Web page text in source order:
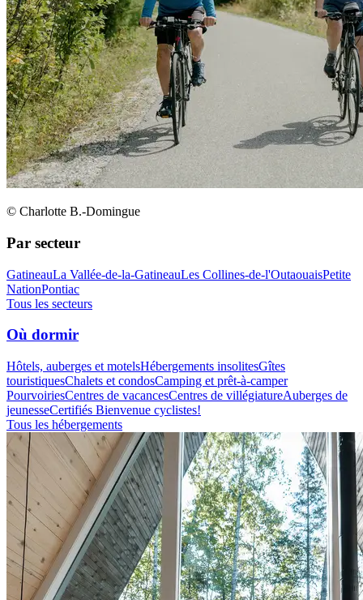
© Charlotte B.-Domingue
Par secteur
GatineauLa Vallée-de-la-GatineauLes Collines-de-l'OutaouaisPetite
NationPontiac
Tous les secteurs
Où dormir
Hôtels, auberges et motelsHébergements insolitesGîtes
touristiquesChalets et condosCamping et prêt-à-camper
PourvoiriesCentres de vacancesCentres de villégiatureAuberges de
jeunesseCertifiés Bienvenue cyclistes!
Tous les hébergements